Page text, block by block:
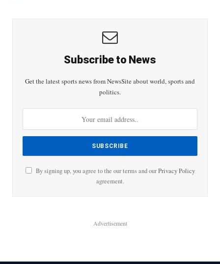
Subscribe to News
Get the latest sports news from NewsSite about world, sports and
politics.
By signing up, you agree to the our terms and ourPrivacy Policy
agreement.
Advertisement